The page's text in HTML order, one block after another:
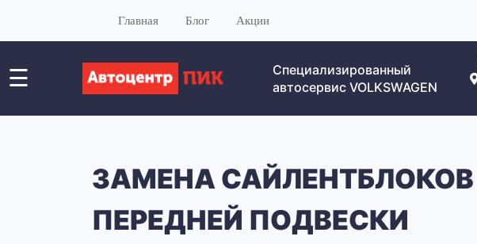
Главная Блог Акции
☰
Специализированный
автосервис VOLKSWAGEN
ЗАМЕНА САЙЛЕНТБЛОКОВ
ПЕРЕДНЕЙ ПОДВЕСКИ